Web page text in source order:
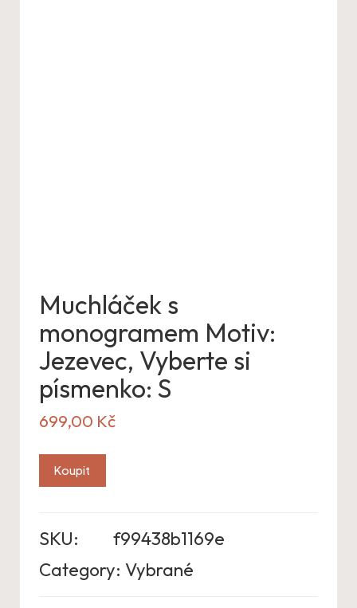
Muchláček s
monogramem Motiv:
Jezevec, Vyberte si
písmenko: S
699,00 Kč
Koupit
SKU:
f99438b1169e
Category: Vybrané